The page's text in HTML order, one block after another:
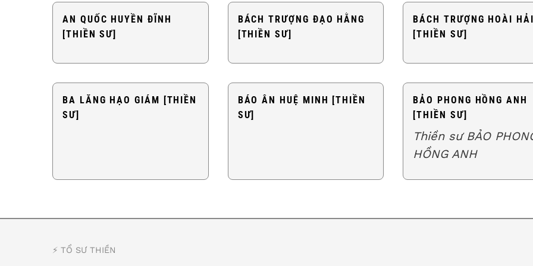
AN QUỐC HUYỀN ĐĨNH
[THIỀN SƯ]
BÁCH TRƯỢNG ĐẠO HẰNG
[THIỀN SƯ]
BÁCH TRƯỢNG HOÀI
[THIỀN SƯ]
BA LĂNG HẠO GIÁM [THIỀN
SƯ]
BÁO ÂN HUỆ MINH [THIỀN
SƯ]
BẢO PHONG HỒNG ANH
[THIỀN SƯ]
Thiền sư BẢO
HỒNG ANH
⚡️ TỔ SƯ THIỀN